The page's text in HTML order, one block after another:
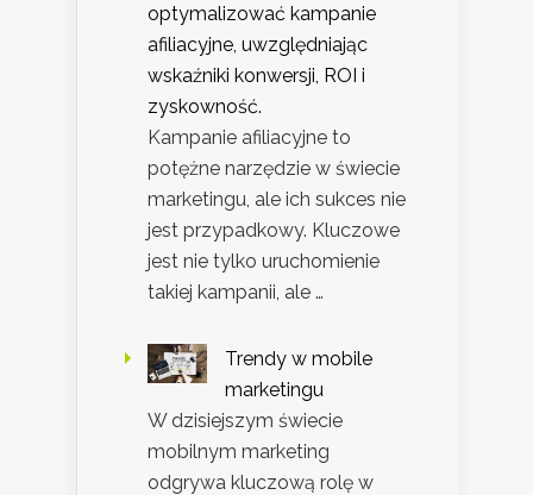
optymalizować kampanie
afiliacyjne, uwzględniając
wskaźniki konwersji, ROI i
zyskowność.
Kampanie afiliacyjne to
potężne narzędzie w świecie
marketingu, ale ich sukces nie
jest przypadkowy. Kluczowe
jest nie tylko uruchomienie
takiej kampanii, ale …
Trendy w mobile
marketingu
W dzisiejszym świecie
mobilnym marketing
odgrywa kluczową rolę w